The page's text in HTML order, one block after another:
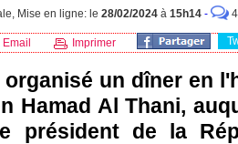
Mise en ligne: le 28/02/2024 à 15h14 -
Email Imprimer
organisé un dîner en
Hamad Al Thani,
président de la